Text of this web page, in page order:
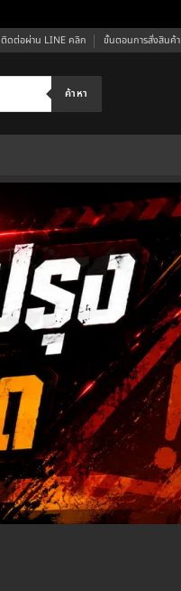
ติดต่อผ่าน LINE คลิก ขั้นตอนการสั่งสินค้า
ค้าหา